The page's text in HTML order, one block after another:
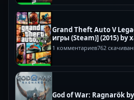
Grand Theft Auto V
игры (Steam)] (2015) by
1 комментариев762
God of War: Ragnarök